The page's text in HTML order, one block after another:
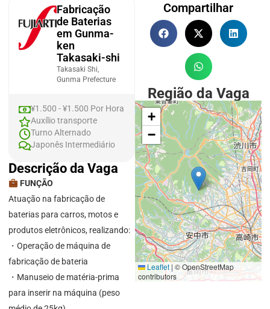
Fabricação
de Baterias
em Gunma-
ken
Takasaki-shi
Takasaki Shi,
Gunma Prefecture
¥1.500 - ¥1.500 Por Hora
Auxílio transporte
Turno Alternado
Japonês Intermediário
Descrição da Vaga
FUNÇÃO
Atuação na fabricação de
baterias para carros, motos e
produtos eletrônicos, realizando:
・Operação de máquina de
fabricação de bateria
・Manuseio de matéria-prima
para inserir na máquina (peso
Compartilhar
Região da Vaga
+
−
Leaflet | © OpenStreetMap
contributors